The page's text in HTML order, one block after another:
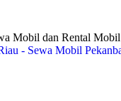
Mobil dan Rental